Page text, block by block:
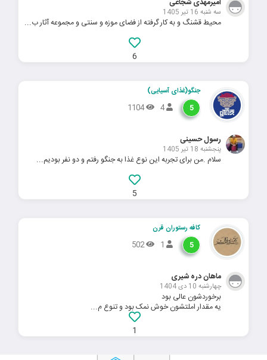
سه شنبه 16 تیر 1405
محیط قشنگ و به کار گرفته از فضای موزه و سنتی و مجموعه آثار ب...
6
جنگو(غذای آسیایی)
5
4
1104
رسول حسینی
پنجشنبه 18 تیر 1405
سلام .من برای تجربه این نوع غذا به جنگو رفتم و دو نفر بودیم...
5
کافه رستوران قرن
5
502
ماهان دره شیری
چهارشنبه 10 دی 1404
برخوردشون عالی بود
یه مقدار املتشون خوش نمک بود و تنوع م...
1